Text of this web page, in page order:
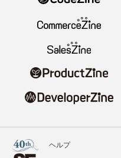
ヘルプ